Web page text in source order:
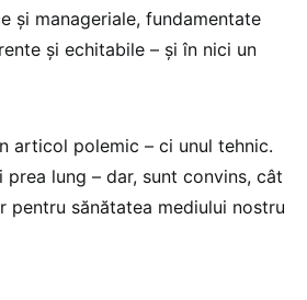
și manageriale, fundamentate
și echitabile – și în nici un
articol polemic – ci unul tehnic.
prea lung – dar, sunt convins, cât
pentru sănătatea mediului nostru